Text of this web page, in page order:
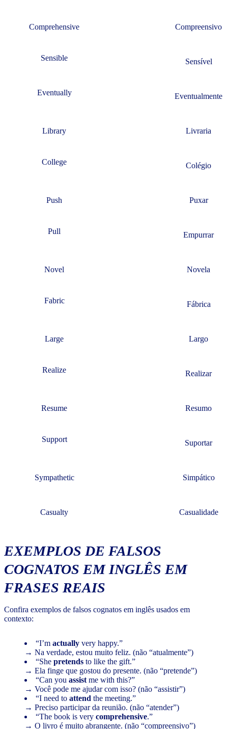
Comprehensive Compreensivo
Sensible Sensível
Eventually Eventualmente
Library Livraria
College Colégio
Push Puxar
Pull Empurrar
Novel Novela
Fabric Fábrica
Large Largo
Realize Realizar
Resume Resumo
Support Suportar
Sympathetic Simpático
Casualty Casualidade
EXEMPLOS DE FALSOS
COGNATOS EM INGLÊS EM
FRASES REAIS
Confira exemplos de falsos cognatos em inglês usados em
contexto:
“I’m actually very happy.”
→ Na verdade, estou muito feliz. (não “atualmente”)
“She pretends to like the gift.”
→ Ela finge que gostou do presente. (não “pretende”)
“Can you assist me with this?”
→ Você pode me ajudar com isso? (não “assistir”)
“I need to attend the meeting.”
→ Preciso participar da reunião. (não “atender”)
“The book is very comprehensive.”
→ O livro é muito abrangente. (não “compreensivo”)